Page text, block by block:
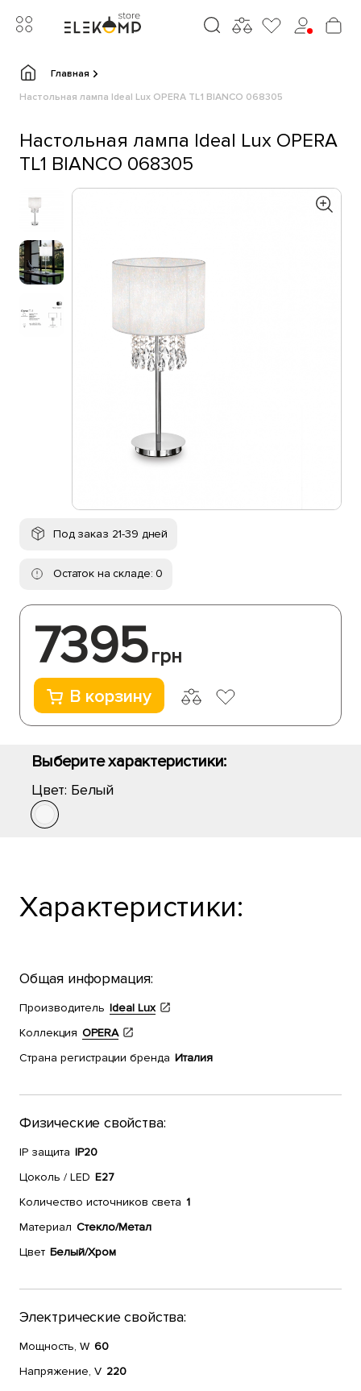
Главная
Настольная лампа Ideal Lux OPERA TL1 BIANCO 068305
Настольная лампа Ideal Lux OPERA
TL1 BIANCO 068305
Под заказ 21-39 дней
Остаток на складе: 0
7395грн
В корзину
Выберите характеристики:
Цвет: Белый
Характеристики:
Общая информация:
Производитель Ideal Lux
Коллекция OPERA
Страна регистрации бренда Италия
Физические свойства:
IP защита IP20
Цоколь / LED E27
Количество источников света 1
Материал Стекло/Метал
Цвет Белый/Хром
Электрические свойства:
Мощность, W 60
Напряжение, V 220